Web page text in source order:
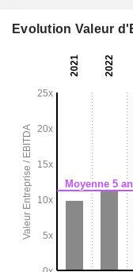
Evolution Valeur